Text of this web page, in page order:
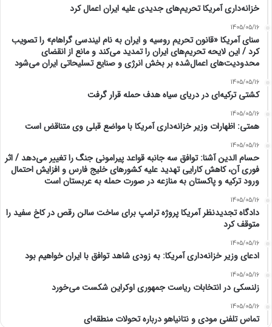
خزانه‌داری آمریکا تحریم‌های جدیدی علیه ایران اعمال کرد
1405/05/16
سنای آمریکا «قانون تحریم روسیه و ایران به نام لیندسی گراهام» را تصویب
کرد / این لایحه تحریم‌های ایران را تمدید می‌کند و مانع از انقضای
محدودیت‌های اعمال‌شده بر بخش انرژی و صنایع تسلیحاتی ایران می‌شود
1405/05/16
کشتی ترکیه‌ای در دریای سیاه هدف حمله قرار گرفت
1405/05/16
همتی: اظهارات وزیر خزانه‌داری آمریکا با مواضع قبلی وی متناقض است
1405/05/16
حسام الدین آشنا: توافق سه جانبه قواعد پیرامونی جنگ را تغییر می‌دهد / اثر
فوری آن، کاهش کارایی تهدید علیه کشور‌های خلیج فارس و افزایش احتمال
ورود ترکیه و پاکستان به منازعه در صورت حمله به عربستان است
1405/05/16
دادگاه تجدیدنظر آمریکا پروژه ترامپ برای ساخت سالن رقص در کاخ سفید را
متوقف کرد
1405/05/16
ادعای وزیر خزانه‌داری آمریکا: به زودی شاهد توافق با ایران خواهیم بود
1405/05/16
زلنسکی در انتخابات ریاست جمهوری اوکراین شکست می‌خورد
1405/05/16
تماس تلفنی مودی و نتانیاهو درباره تحولات منطقه‌ای